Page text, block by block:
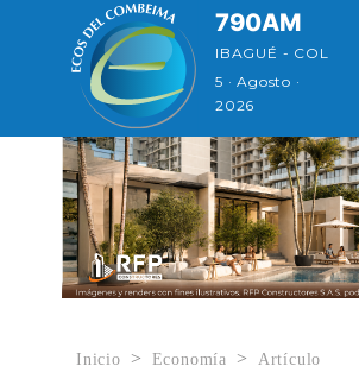
790AM
IBAGUÉ - COL
5 · Agosto ·
2026
Inicio Economía Artículo